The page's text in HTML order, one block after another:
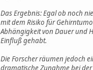
Das Ergebnis: Egal ob noch
mit dem Risiko für
Abhängigkeit von Dauer und
Einfluß gehabt.
Die Forscher räumen jedoch
dramatische Zunahme bei